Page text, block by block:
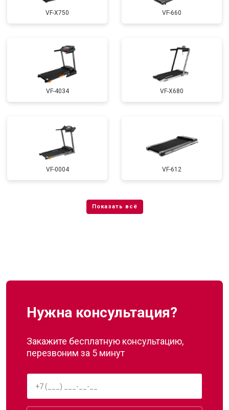
VF-X750 VF-660
VF-4034 VF-X680
VF-0004 VF-612
Нужна консультация?
Закажите бесплатную консультацию,
перезвоним за 5 минут